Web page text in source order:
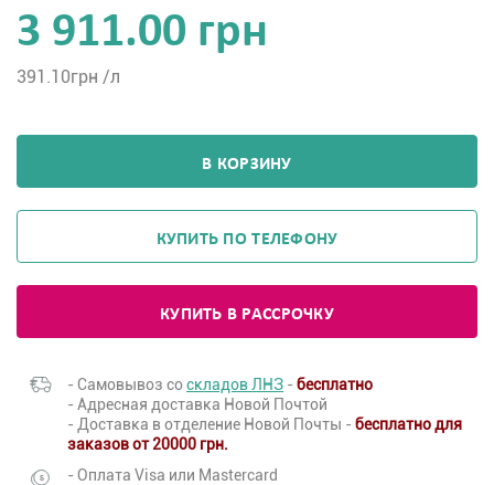
3 911.00 грн
391.10грн /л
В КОРЗИНУ
КУПИТЬ ПО ТЕЛЕФОНУ
КУПИТЬ В РАССРОЧКУ
- Самовывоз соскладов ЛНЗ - бесплатно
- Адресная доставка Новой Почтой
- Доставка в отделение Новой Почты - бесплатно для
заказов от 20000 грн.
- Оплата Visa или Mastercard